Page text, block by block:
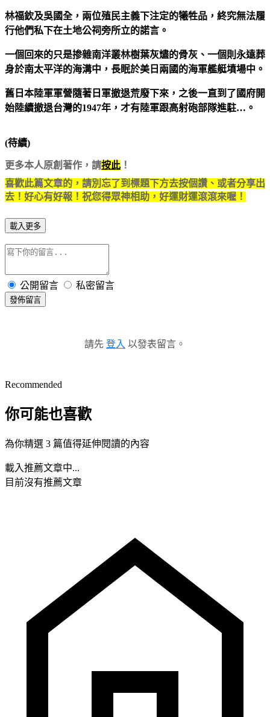
林福欽及吳國全，兩位殖民主義下注定的犧牲品，終究無法履
行他們私下在土地公祠旁所立的諾言。
一個回來的只是掺雜南洋叢林樹葉灰燼的骨灰、一個則永遠葬
身於南太平洋的海溝中，長眠於美日兩國的海軍艦艇墳場中。
舊日本陸軍軍營隨著日軍撤退荒廢下來，之後一直到了國府開
始陸續撤退台灣的1947年，才有陸軍跟高射砲部隊進駐…。
(待續)
更多本人原創著作，請按此！
喜歡此篇文章的，請別忘了到標題下方去按個讚、或者分享出
去！好心有好報！祝您得眾神相助，好運財運滾滾來喔！
載入更多
公開留言 私密留言
發佈留言
請先 登入 以發表留言。
Recommended
你可能也喜歡
為你精選 3 篇值得延伸閱讀的內容
載入推薦文章中...
目前沒有推薦文章